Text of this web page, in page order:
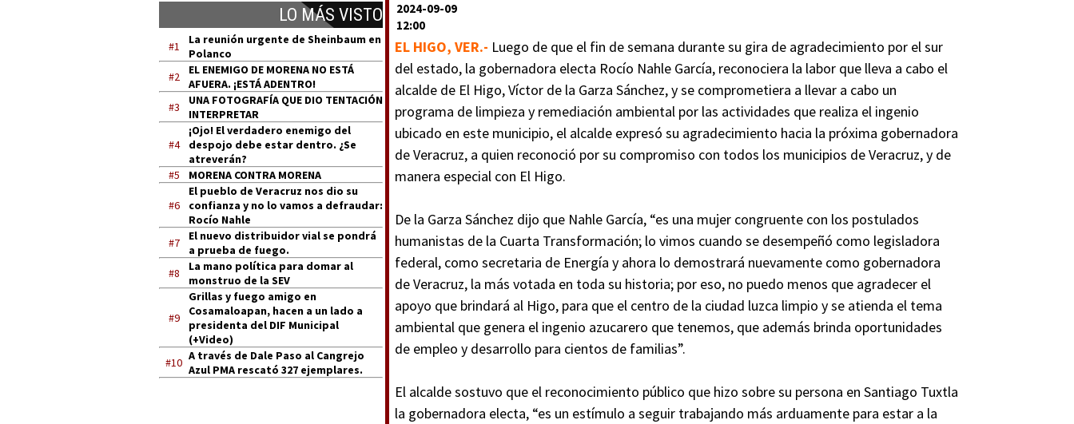
LO MÁS VISTO
#1
La reunión urgente de Sheinbaum en
Polanco
#2
EL ENEMIGO DE MORENA NO ESTÁ
AFUERA. ¡ESTÁ ADENTRO!
#3
UNA FOTOGRAFÍA QUE DIO TENTACIÓN
INTERPRETAR
#4
¡Ojo! El verdadero enemigo del
despojo debe estar dentro. ¿Se
atreverán?
#5
MORENA CONTRA MORENA
#6
El pueblo de Veracruz nos dio su
confianza y no lo vamos a defraudar:
Rocío Nahle
#7
El nuevo distribuidor vial se pondrá
a prueba de fuego.
#8
La mano política para domar al
monstruo de la SEV
#9
Grillas y fuego amigo en
Cosamaloapan, hacen a un lado a
presidenta del DIF Municipal
(+Video)
#10 A través de Dale Paso al Cangrejo
Azul PMA rescató 327 ejemplares.
2024-09-09
12:00
EL HIGO, VER.- Luego de que el fin de semana durante su gira de agradecimiento por el sur
del estado, la gobernadora electa Rocío Nahle García, reconociera la labor que lleva a cabo el
alcalde de El Higo, Víctor de la Garza Sánchez, y se comprometiera a llevar a cabo un
programa de limpieza y remediación ambiental por las actividades que realiza el ingenio
ubicado en este municipio, el alcalde expresó su agradecimiento hacia la próxima gobernadora
de Veracruz, a quien reconoció por su compromiso con todos los municipios de Veracruz, y de
manera especial con El Higo.
De la Garza Sánchez dijo que Nahle García, “es una mujer congruente con los postulados
humanistas de la Cuarta Transformación; lo vimos cuando se desempeñó como legisladora
federal, como secretaria de Energía y ahora lo demostrará nuevamente como gobernadora
de Veracruz, la más votada en toda su historia; por eso, no puedo menos que agradecer el
apoyo que brindará al Higo, para que el centro de la ciudad luzca limpio y se atienda el tema
ambiental que genera el ingenio azucarero que tenemos, que además brinda oportunidades
de empleo y desarrollo para cientos de familias”.
El alcalde sostuvo que el reconocimiento público que hizo sobre su persona en Santiago Tuxtla
la gobernadora electa, “es un estímulo a seguir trabajando más arduamente para estar a la